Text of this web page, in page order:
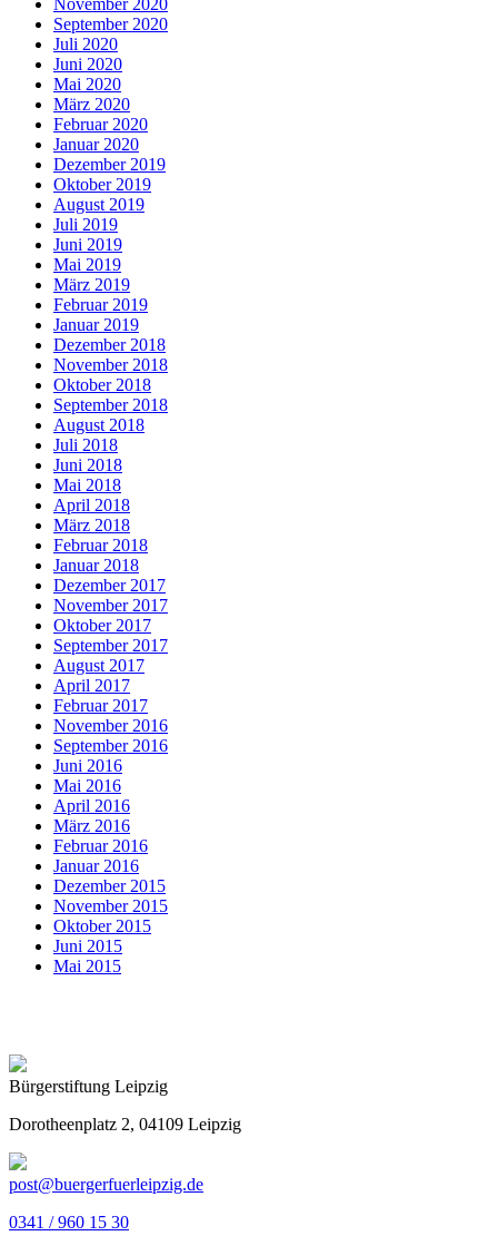
November 2020
September 2020
Juli 2020
Juni 2020
Mai 2020
März 2020
Februar 2020
Januar 2020
Dezember 2019
Oktober 2019
August 2019
Juli 2019
Juni 2019
Mai 2019
März 2019
Februar 2019
Januar 2019
Dezember 2018
November 2018
Oktober 2018
September 2018
August 2018
Juli 2018
Juni 2018
Mai 2018
April 2018
März 2018
Februar 2018
Januar 2018
Dezember 2017
November 2017
Oktober 2017
September 2017
August 2017
April 2017
Februar 2017
November 2016
September 2016
Juni 2016
Mai 2016
April 2016
März 2016
Februar 2016
Januar 2016
Dezember 2015
November 2015
Oktober 2015
Juni 2015
Mai 2015
Bürgerstiftung Leipzig
Dorotheenplatz 2, 04109 Leipzig
post@buergerfuerleipzig.de
0341 / 960 15 30